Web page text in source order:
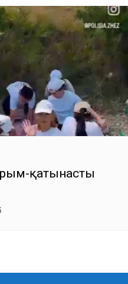
қатынасты